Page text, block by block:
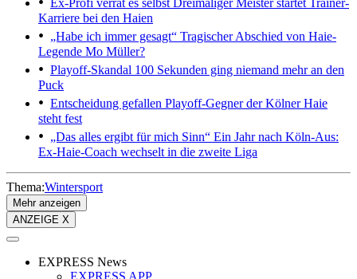
Ex-Profi verrät es selbst Dreimaliger Meister startet Trainer-
Karriere bei den Haien
„Habe ich immer gesagt“ Tragischer Abschied von Haie-
Legende Mo Müller?
Playoff-Skandal 100 Sekunden ging niemand mehr an den
Puck
Entscheidung gefallen Playoff-Gegner der Kölner Haie
steht fest
„Das alles ergibt für mich Sinn“ Ein Jahr nach Köln-Aus:
Ex-Haie-Coach wechselt in die zweite Liga
Thema:Wintersport
Mehr anzeigen
ANZEIGE X
EXPRESS News